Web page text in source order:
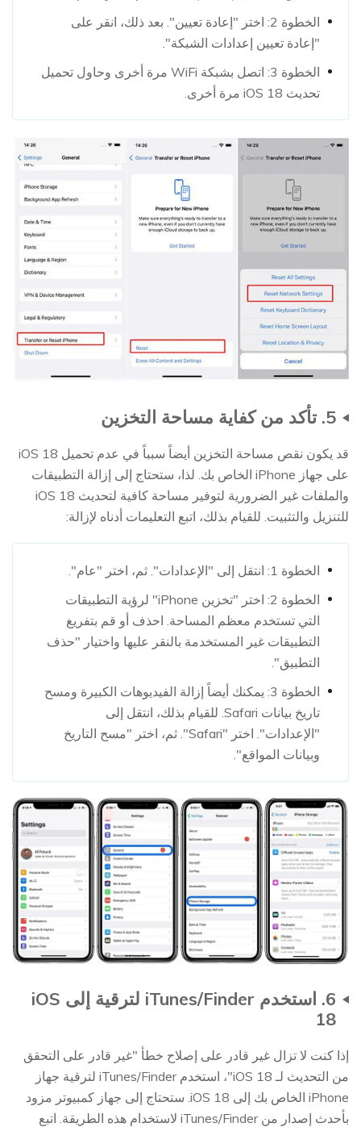
الخطوة 2: اختر "إعادة تعيين". بعد ذلك، انقر على
"إعادة تعيين إعدادات الشبكة".
الخطوة 3: اتصل بشبكة WiFi مرة أخرى وحاول تحميل
تحديث iOS 18 مرة أخرى.
5. تأكد من كفاية مساحة التخزين
قد يكون نقص مساحة التخزين أيضاً سبباً في عدم تحميل iOS 18
على جهاز iPhone الخاص بك. لذا، ستحتاج إلى إزالة التطبيقات
والملفات غير الضرورية لتوفير مساحة كافية لتحديث iOS 18
للتنزيل والتثبيت. للقيام بذلك، اتبع التعليمات أدناه لإزالة:
الخطوة 1: انتقل إلى "الإعدادات". ثم، اختر "عام".
الخطوة 2: اختر "تخزين iPhone" لرؤية التطبيقات
التي تستخدم معظم المساحة. احذف أو قم بتفريغ
التطبيقات غير المستخدمة بالنقر عليها واختيار "حذف
التطبيق".
الخطوة 3: يمكنك أيضاً إزالة الفيديوهات الكبيرة ومسح
تاريخ بيانات Safari. للقيام بذلك، انتقل إلى
"الإعدادات". اختر "Safari". ثم، اختر "مسح التاريخ
وبيانات المواقع".
6. استخدم iTunes/Finder لترقية إلى iOS
18
إذا كنت لا تزال غير قادر على إصلاح خطأ "غير قادر على التحقق
من التحديث لـ iOS 18"، استخدم iTunes/Finder لترقية جهاز
iPhone الخاص بك إلى iOS 18. ستحتاج إلى جهاز كمبيوتر مزود
بأحدث إصدار من iTunes/Finder لاستخدام هذه الطريقة. اتبع